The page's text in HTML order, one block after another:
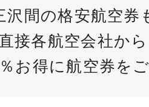
沢間の格安航空
接各航空会社か
お得に航空券を